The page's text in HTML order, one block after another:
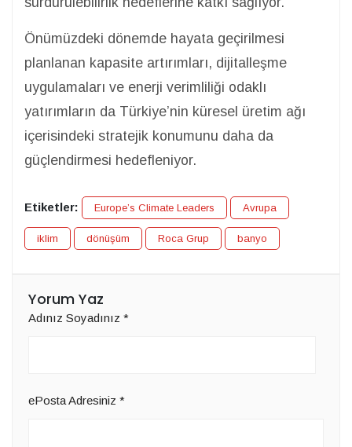
Önümüzdeki dönemde hayata geçirilmesi
planlanan kapasite artırımları, dijitalleşme
uygulamaları ve enerji verimliliği odaklı
yatırımların da Türkiye’nin küresel üretim ağı
içerisindeki stratejik konumunu daha da
güçlendirmesi hedefleniyor.
Etiketler: Europe’s Climate Leaders Avrupa
iklim dönüşüm Roca Grup banyo
Yorum Yaz
Adınız Soyadınız *
ePosta Adresiniz *